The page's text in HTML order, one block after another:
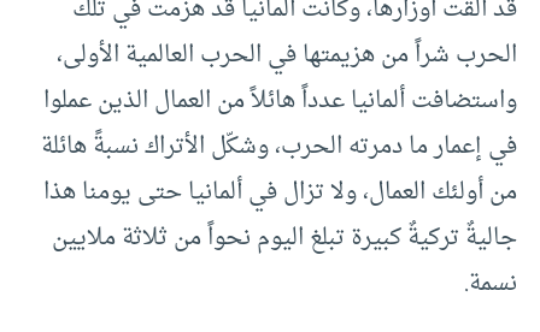
قد ألقت أوزارها، وكانت ألمانيا قد هزمت في تلك
الحرب شراً من هزيمتها في الحرب العالمية الأولى،
واستضافت ألمانيا عدداً هائلاً من العمال الذين عملوا
في إعمار ما دمرته الحرب، وشكّل الأتراك نسبةً هائلة
من أولئك العمال، ولا تزال في ألمانيا حتى يومنا هذا
جاليةٌ تركيةٌ كبيرة تبلغ اليوم نحواً من ثلاثة ملايين
نسمة.